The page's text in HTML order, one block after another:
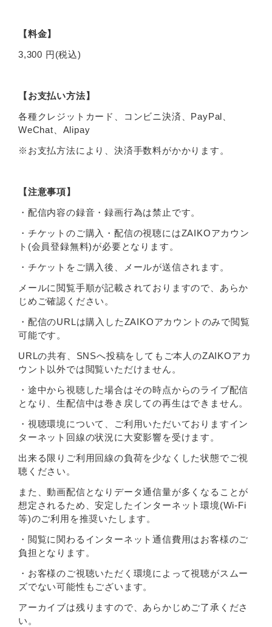
【料金】
3,300 円(税込)
【お支払い方法】
各種クレジットカード、コンビニ決済、PayPal、
WeChat、Alipay
※お支払方法により、決済手数料がかかります。
【注意事項】
・配信内容の録音・録画行為は禁止です。
・チケットのご購入・配信の視聴にはZAIKOアカウン
ト(会員登録無料)が必要となります。
・チケットをご購入後、メールが送信されます。
メールに閲覧手順が記載されておりますので、あらか
じめご確認ください。
・配信のURLは購入したZAIKOアカウントのみで閲覧
可能です。
URLの共有、SNSへ投稿をしてもご本人のZAIKOアカ
ウント以外では閲覧いただけません。
・途中から視聴した場合はその時点からのライブ配信
となり、生配信中は巻き戻しての再生はできません。
・視聴環境について、ご利用いただいておりますイン
ターネット回線の状況に大変影響を受けます。
出来る限りご利用回線の負荷を少なくした状態でご視
聴ください。
また、動画配信となりデータ通信量が多くなることが
想定されるため、安定したインターネット環境(Wi-Fi
等)のご利用を推奨いたします。
・閲覧に関わるインターネット通信費用はお客様のご
負担となります。
・お客様のご視聴いただく環境によって視聴がスムー
ズでない可能性もございます。
アーカイブは残りますので、あらかじめご了承くださ
い。